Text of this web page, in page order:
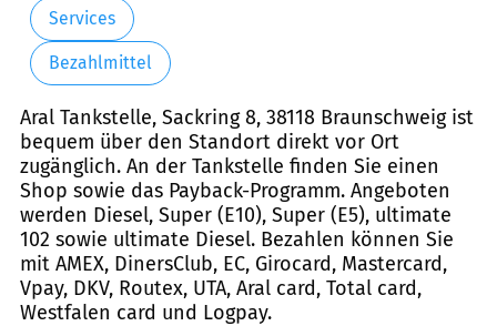
Services
Bezahlmittel
Aral Tankstelle, Sackring 8, 38118 Braunschweig ist
bequem über den Standort direkt vor Ort
zugänglich. An der Tankstelle finden Sie einen
Shop sowie das Payback-Programm. Angeboten
werden Diesel, Super (E10), Super (E5), ultimate
102 sowie ultimate Diesel. Bezahlen können Sie
mit AMEX, DinersClub, EC, Girocard, Mastercard,
Vpay, DKV, Routex, UTA, Aral card, Total card,
Westfalen card und Logpay.